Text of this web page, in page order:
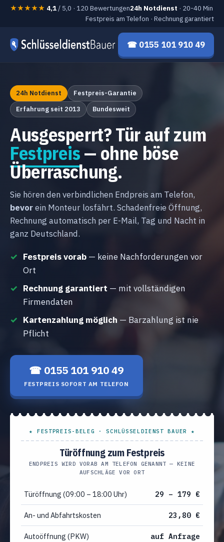
★★★★★ 4,1/ 5,0 · 120 Bewertungen24h Notdienst · 20-40 Min
Festpreis am Telefon · Rechnung garantiert
☎ 0155 101 910 49
24h Notdienst
Festpreis-Garantie
Erfahrung seit 2013
Bundesweit
Ausgesperrt? Tür auf zum
Festpreis— ohne böse
Überraschung.
Sie hören den verbindlichen Endpreis am Telefon,
bevorein Monteur losfährt. Schadenfreie Öffnung,
Rechnung automatisch per E-Mail, Tag und Nacht in
ganz Deutschland.
Festpreis vorab — keine Nachforderungen vor
Ort
Rechnung garantiert — mit vollständigen
Firmendaten
Kartenzahlung möglich — Barzahlung ist nie
Pflicht
☎ 0155 101 910 49
FESTPREIS SOFORT AM TELEFON
★ FESTPREIS-BELEG · SCHLÜSSELDIENST BAUER ★
Türöffnung zum Festpreis
ENDPREIS WIRD VORAB AM TELEFON GENANNT — KEINE
AUFSCHLÄGE VOR ORT
Türöffnung (09:00 – 18:00 Uhr) 29 – 179 €
An- und Abfahrtskosten 23,80 €
Autoöffnung (PKW) auf Anfrage